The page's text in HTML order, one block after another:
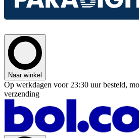
Naar winkel
Op werkdagen voor 23:30 uur besteld,
verzending